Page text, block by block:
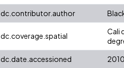
dc.contributor.author
dc.coverage.spatial
Cali
dc.date.accessioned